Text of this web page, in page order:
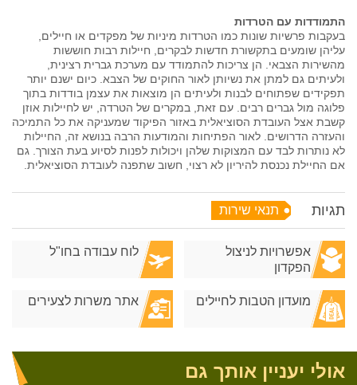
התמודדות עם הטרדות
בעקבות פרשיות שונות כמו הטרדות מיניות של מפקדים או חיילים,
עליהן שומעים בתקשורת חדשות לבקרים, חיילות רבות חוששות
מהשירות הצבאי. הן צריכות להתמודד עם מערכת גברית רצינית,
ולעיתים גם למתן את נשיותן לאור החוקים של הצבא. כיום ישנם יותר
תפקידים שפתוחים לבנות ולעיתים הן מוצאות את עצמן בודדות בתוך
פלוגה מול גברים רבים. עם זאת, במקרים של הטרדה, יש לחיילות אוזן
קשבת אצל העובדת הסוציאלית באזור הפיקוד שמעניקה את כל התמיכה
והעזרה הדרושים. לאור הפתיחות והמודעות הרבה בנושא זה, החיילות
לא נותרות לבד עם המצוקות שלהן ויכולות לפנות לסיוע בעת הצורך. גם
אם החיילת נכנסת להיריון לא רצוי, חשוב שתפנה לעובדת הסוציאלית.
תגיות תנאי שירות
אפשרויות לניצול
הפקדון
לוח עבודה בחו"ל
מועדון הטבות לחיילים אתר משרות לצעירים
אולי יעניין אותך גם